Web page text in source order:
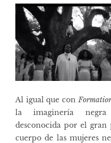
Al igual que con
la imaginería
desconocida por el gran
cuerpo de las mujeres